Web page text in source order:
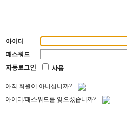
아이디
패스워드
자동로그인
사용
아직 회원이 아니십니까?
아이디/패스워드를 잊으셨습니까?